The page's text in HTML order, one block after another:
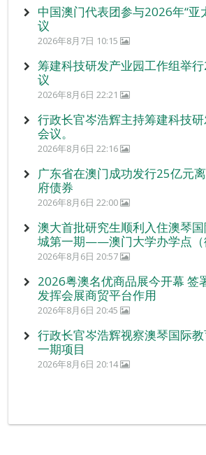
中国澳门代表团参与2026年“亚
议
2026年8月7日 10:15
筹建科技研发产业园工作组举
议
2026年8月6日 22:21
行政长官岑浩辉主持筹建科技
会议。
2026年8月6日 22:16
广东省在澳门成功发行25亿元
府债券
2026年8月6日 22:00
澳大首批研究生顺利入住澳琴国
城第一期——澳门大学办学点（
2026年8月6日 20:57
2026粤澳名优商品展今开幕 签
发挥会展商贸平台作用
2026年8月6日 20:45
行政长官岑浩辉视察澳琴国际
一期项目
2026年8月6日 20:14